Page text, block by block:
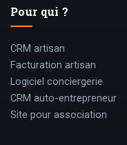
Pour qui ?
CRM artisan
Facturation artisan
Logiciel conciergerie
CRM auto-entrepreneur
Site pour association